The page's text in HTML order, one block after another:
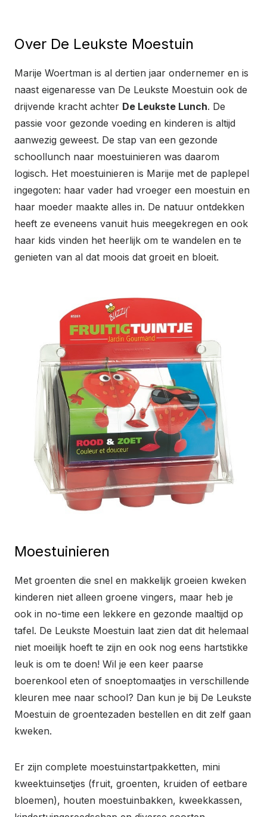
Over De Leukste Moestuin
Marije Woertman is al dertien jaar ondernemer en is
naast eigenaresse van De Leukste Moestuin ook de
drijvende kracht achter De Leukste Lunch. De
passie voor gezonde voeding en kinderen is altijd
aanwezig geweest. De stap van een gezonde
schoollunch naar moestuinieren was daarom
logisch. Het moestuinieren is Marije met de paplepel
ingegoten: haar vader had vroeger een moestuin en
haar moeder maakte alles in. De natuur ontdekken
heeft ze eveneens vanuit huis meegekregen en ook
haar kids vinden het heerlijk om te wandelen en te
genieten van al dat moois dat groeit en bloeit.
Moestuinieren
Met groenten die snel en makkelijk groeien kweken
kinderen niet alleen groene vingers, maar heb je
ook in no-time een lekkere en gezonde maaltijd op
tafel. De Leukste Moestuin laat zien dat dit helemaal
niet moeilijk hoeft te zijn en ook nog eens hartstikke
leuk is om te doen! Wil je een keer paarse
boerenkool eten of snoeptomaatjes in verschillende
kleuren mee naar school? Dan kun je bij De Leukste
Moestuin de groentezaden bestellen en dit zelf gaan
kweken.
Er zijn complete moestuinstartpakketten, mini
kweektuinsetjes (fruit, groenten, kruiden of eetbare
bloemen), houten moestuinbakken, kweekkassen,